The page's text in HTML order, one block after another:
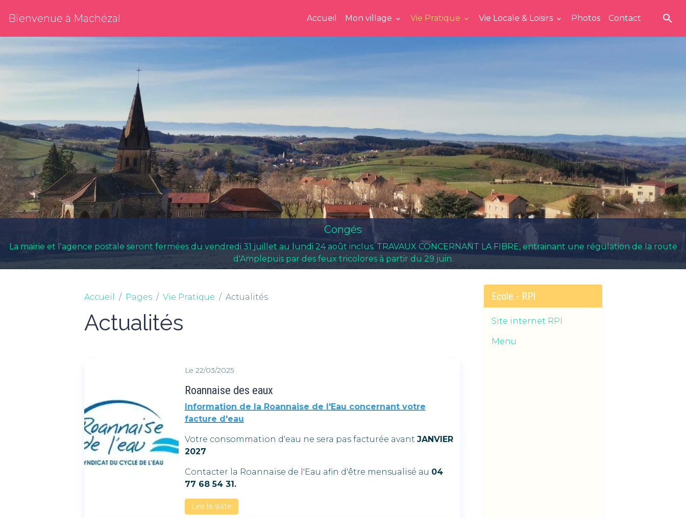
Bienvenue à Machézal Accueil Mon village Vie Pratique Vie Locale & Loisirs Photos Contact
Congés
La mairie et l'agence postale seront fermées du vendredi 31 juillet au lundi 24 août inclus. TRAVAUX CONCERNANT LA FIBRE, entrainant une régulation de la route
d'Amplepuis par des feux tricolores à partir du 29 juin.
Accueil Pages Vie Pratique Actualités
Actualités
Le 22/03/2025
Roannaise des eaux
Information de la Roannaise de l'Eau concernant votre
facture d'eau
Votre consommation d'eau ne sera pas facturée avant JANVIER
2027
Contacter la Roannaise de l'Eau afin d'être mensualisé au 04
77 68 54 31.
Lire la suite
Ecole - RPI
Site internet RPI
Menu